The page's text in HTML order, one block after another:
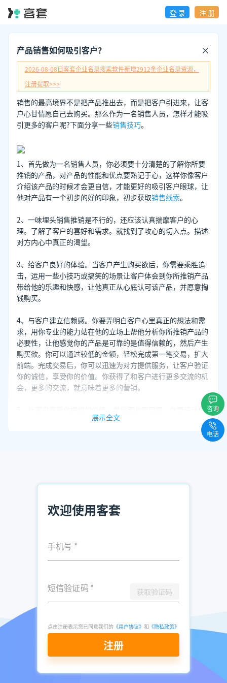
登 录 注 册
产品销售如何吸引客户？
2026-08-08日客套企业名录搜索软件新增2912条企业名录资源，
注册提取>>>
销售的最高境界不是把产品推出去，而是把客户引进来，让客
户心甘情愿自己去购买。那么作为一名销售人员，怎样才能吸
引更多的客户呢?下面分享一些销售技巧。
1、首先做为一名销售人员，你必须要十分清楚的了解你所要
推销的产品，对产品的性能和优点要熟记于心，这样你像客户
介绍该产品的时候才会更自信，才能更好的吸引客户眼球，让
他对产品有一个初步的好的印象，初步获取销售线索。
2、一味埋头销售推销是不行的，还应该认真揣摩客户的心
理。了解了客户的喜好和需求。就找到了攻心的切入点。描述
对方内心中真正的渴望。
3、给客户良好的体验。当客户产生购买欲后，你需要乘胜追
击，运用一些小技巧或搞笑的场景让客户体会到你所推销产品
带给他的乐趣和快感，让他真正从心底认可该产品，并愿意掏
钱购买。
4、与客户建立信赖感。你要弄明白客户心里真正的想法和需
求，用你专业的能力站在他的立场上帮他分析你所推销产品的
必要性，让他感觉你的产品是可靠的是值得信赖的，然后产生
购买欲。你可以通过较低的金额，轻松完成第一笔交易，扩大
前端。完成交易后，你可以迅速为对方提供服务，让客户验证
你的诚信，享受你的价值。你获得了和客户进行更多交流的机
会，更多的交流，就意味着更多的营销。
5、让客户享受你提供的价值，然后再收取回报。你要设计你
的营销流程，让客户首先体验到你的价值，而后再支付金钱。
这样做，你的回报将会成倍成倍地增加，因为客户只有在获得
推荐阅读：
销售如何与客户沟通 销售与客户沟通的思路
发表于
2021-
05-10
了解更多：客套企业名录搜索软件
展示全文
欢迎使用客套
手机号 *
短信验证码 * 获取验证码
点击注册表示您已同意我们的 《用户协议》 和 《隐私政策》
注册
咨询
电话